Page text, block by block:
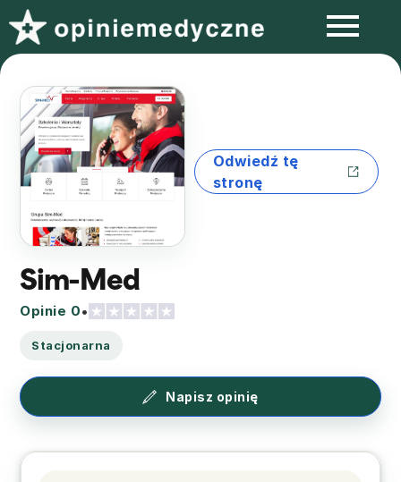
Odwiedź tę
stronę
Sim-Med
Opinie 0•
Stacjonarna
Napisz opinię